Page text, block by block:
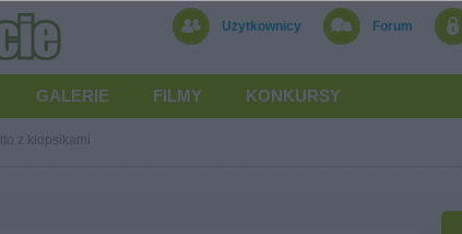
Użytkownicy Forum
GALERIE FILMY KONKURSY
z klopsikami